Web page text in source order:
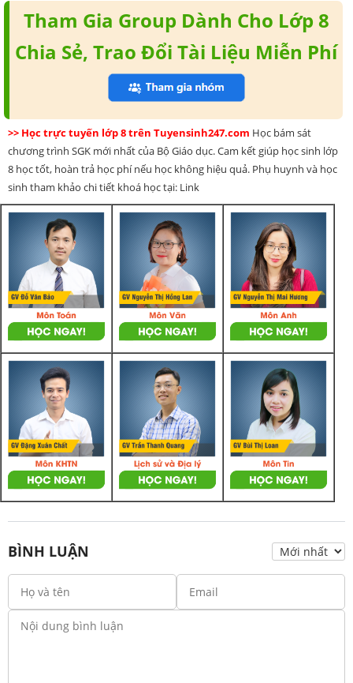
Tham Gia Group Dành Cho Lớp 8
Chia Sẻ, Trao Đổi Tài Liệu Miễn Phí
>> Học trực tuyến lớp 8 trên Tuyensinh247.com Học bám sát
chương trình SGK mới nhất của Bộ Giáo dục. Cam kết giúp học sinh lớp
8 học tốt, hoàn trả học phí nếu học không hiệu quả. Phụ huynh và học
sinh tham khảo chi tiết khoá học tại: Link
BÌNH LUẬN